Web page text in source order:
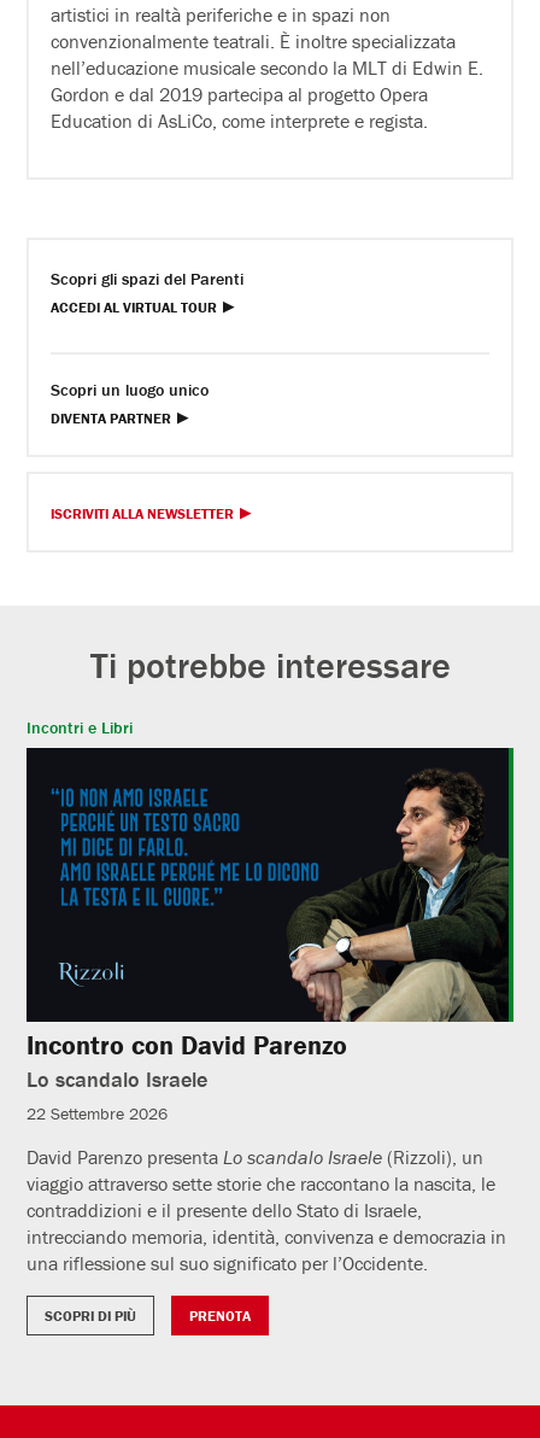
artistici in realtà periferiche e in spazi non
convenzionalmente teatrali. È inoltre specializzata
nell’educazione musicale secondo la MLT di Edwin E.
Gordon e dal 2019 partecipa al progetto Opera
Education di AsLiCo, come interprete e regista.
Scopri gli spazi del Parenti
ACCEDI AL VIRTUAL TOUR
Scopri un luogo unico
DIVENTA PARTNER
ISCRIVITI ALLA NEWSLETTER
Ti potrebbe interessare
Incontri e Libri
Incontro con David Parenzo
Lo scandalo Israele
22 Settembre 2026
David Parenzo presentaLo scandalo Israele (Rizzoli), un
viaggio attraverso sette storie che raccontano la nascita, le
contraddizioni e il presente dello Stato di Israele,
intrecciando memoria, identità, convivenza e democrazia in
una riflessione sul suo significato per l’Occidente.
SCOPRI DI PIÙ PRENOTA